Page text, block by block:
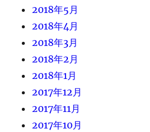
2018年5月
2018年4月
2018年3月
2018年2月
2018年1月
2017年12月
2017年11月
2017年10月